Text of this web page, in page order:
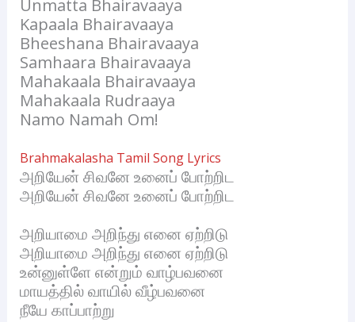
Unmatta Bhairavaaya
Kapaala Bhairavaaya
Bheeshana Bhairavaaya
Samhaara Bhairavaaya
Mahakaala Bhairavaaya
Mahakaala Rudraaya
Namo Namah Om!
Brahmakalasha Tamil Song Lyrics
அறியேன் சிவனே உனைப் போற்றிட
அறியேன் சிவனே உனைப் போற்றிட
அறியாமை அறிந்து எனை ஏற்றிடு
அறியாமை அறிந்து எனை ஏற்றிடு
உன்னுள்ளே என்றும் வாழ்பவனை
மாயத்தில் வாயில் வீழ்பவனை
நீயே காப்பாற்று